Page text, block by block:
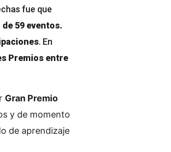
fue que
59 eventos.
. En
Premios entre
Gran Premio
y de momento
de aprendizaje